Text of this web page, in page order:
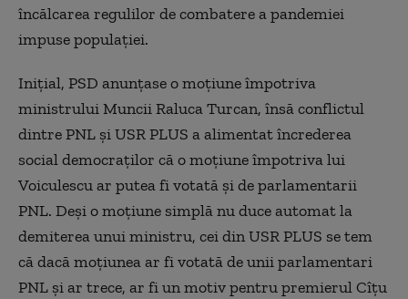
încălcarea regulilor de combatere a pandemiei
impuse populației.
Inițial, PSD anunțase o moțiune împotriva
ministrului Muncii Raluca Turcan, însă conflictul
dintre PNL și USR PLUS a alimentat încrederea
social democraților că o moțiune împotriva lui
Voiculescu ar putea fi votată și de parlamentarii
PNL. Deși o moțiune simplă nu duce automat la
demiterea unui ministru, cei din USR PLUS se tem
că dacă moțiunea ar fi votată de unii parlamentari
PNL și ar trece, ar fi un motiv pentru premierul Cîțu